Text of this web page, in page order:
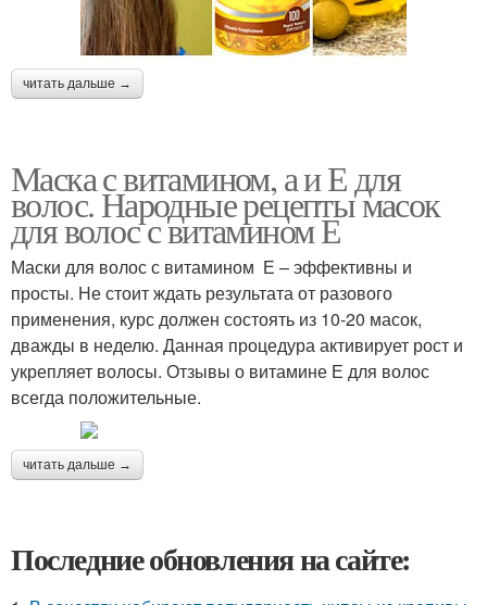
читать дальше →
Маска с витамином, а и Е для
волос. Народные рецепты масок
для волос с витамином Е
Маски для волос с витамином Е – эффективны и
просты. Не стоит ждать результата от разового
применения, курс должен состоять из 10-20 масок,
дважды в неделю. Данная процедура активирует рост и
укрепляет волосы. Отзывы о витамине Е для волос
всегда положительные.
читать дальше →
Последние обновления на сайте: